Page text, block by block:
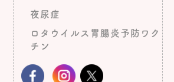
夜尿症
ロタウイルス胃腸炎予防ワク
チン